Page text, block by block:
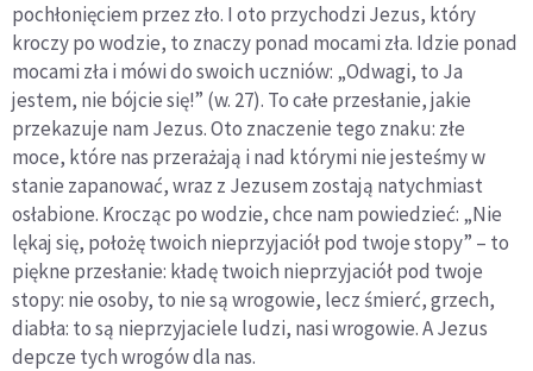
pochłonięciem przez zło. I oto przychodzi Jezus, który
kroczy po wodzie, to znaczy ponad mocami zła. Idzie ponad
mocami zła i mówi do swoich uczniów: „Odwagi, to Ja
jestem, nie bójcie się!” (w. 27). To całe przesłanie, jakie
przekazuje nam Jezus. Oto znaczenie tego znaku: złe
moce, które nas przerażają i nad którymi nie jesteśmy w
stanie zapanować, wraz z Jezusem zostają natychmiast
osłabione. Krocząc po wodzie, chce nam powiedzieć: „Nie
lękaj się, położę twoich nieprzyjaciół pod twoje stopy” – to
piękne przesłanie: kładę twoich nieprzyjaciół pod twoje
stopy: nie osoby, to nie są wrogowie, lecz śmierć, grzech,
diabła: to są nieprzyjaciele ludzi, nasi wrogowie. A Jezus
depcze tych wrogów dla nas.